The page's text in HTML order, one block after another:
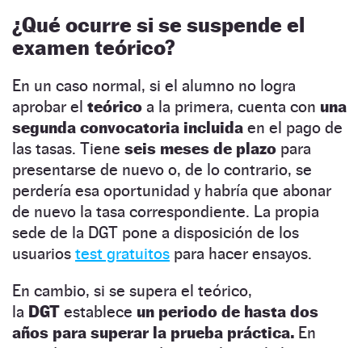
¿Qué ocurre si se suspende el
examen teórico?
En un caso normal, si el alumno no logra
aprobar el teórico a la primera, cuenta con una
segunda convocatoria incluida en el pago de
las tasas. Tiene seis meses de plazo para
presentarse de nuevo o, de lo contrario, se
perdería esa oportunidad y habría que abonar
de nuevo la tasa correspondiente. La propia
sede de la DGT pone a disposición de los
usuarios test gratuitos para hacer ensayos.
En cambio, si se supera el teórico,
la DGT establece un periodo de hasta dos
años para superar la prueba práctica. En